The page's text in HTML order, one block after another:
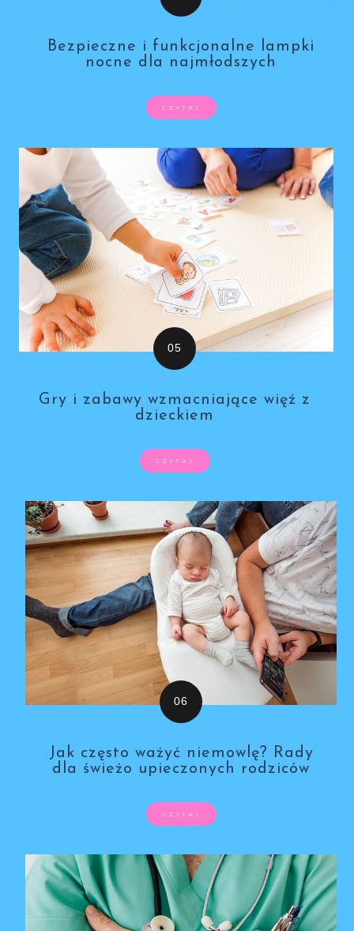
Bezpieczne i funkcjonalne lampki
nocne dla najmłodszych
CZYTAJ
Gry i zabawy wzmacniające więź z
dzieckiem
CZYTAJ
Jak często ważyć niemowlę? Rady
dla świeżo upieczonych rodziców
CZYTAJ